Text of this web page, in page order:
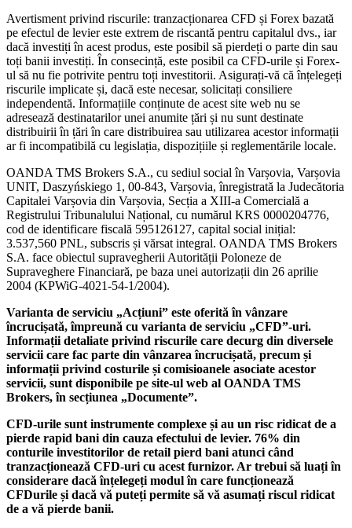
Avertisment privind riscurile: tranzacționarea CFD și Forex bazată
pe efectul de levier este extrem de riscantă pentru capitalul dvs., iar
dacă investiți în acest produs, este posibil să pierdeți o parte din sau
toți banii investiți. În consecință, este posibil ca CFD-urile și Forex-
ul să nu fie potrivite pentru toți investitorii. Asigurați-vă că înțelegeți
riscurile implicate și, dacă este necesar, solicitați consiliere
independentă. Informațiile conținute de acest site web nu se
adresează destinatarilor unei anumite țări și nu sunt destinate
distribuirii în țări în care distribuirea sau utilizarea acestor informații
ar fi incompatibilă cu legislația, dispozițiile și reglementările locale.
OANDA TMS Brokers S.A., cu sediul social în Varșovia, Varșovia
UNIT, Daszyńskiego 1, 00-843, Varșovia, înregistrată la Judecătoria
Capitalei Varșovia din Varșovia, Secția a XIII-a Comercială a
Registrului Tribunalului Național, cu numărul KRS 0000204776,
cod de identificare fiscală 595126127, capital social inițial:
3.537,560 PNL, subscris și vărsat integral. OANDA TMS Brokers
S.A. face obiectul supravegherii Autorității Poloneze de
Supraveghere Financiară, pe baza unei autorizații din 26 aprilie
2004 (KPWiG-4021-54-1/2004).
Varianta de serviciu „Acțiuni” este oferită în vânzare
încrucișată, împreună cu varianta de serviciu „CFD”-uri.
Informații detaliate privind riscurile care decurg din diversele
servicii care fac parte din vânzarea încrucișată, precum și
informații privind costurile și comisioanele asociate acestor
servicii, sunt disponibile pe site-ul web al OANDA TMS
Brokers, în secțiunea „Documente”.
CFD-urile sunt instrumente complexe și au un risc ridicat de a
pierde rapid bani din cauza efectului de levier. 76% din
conturile investitorilor de retail pierd bani atunci când
tranzacționează CFD-uri cu acest furnizor. Ar trebui să luați în
considerare dacă înțelegeți modul în care funcționează
CFDurile și dacă vă puteți permite să vă asumați riscul ridicat
de a vă pierde banii.